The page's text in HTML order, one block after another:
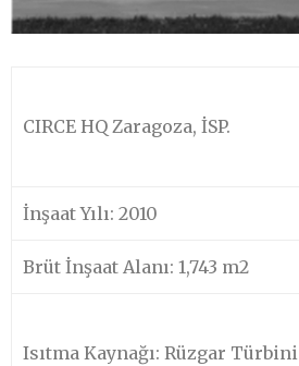
CIRCE HQ Zaragoza, İSP.
İnşaat Yılı: 2010
Brüt İnşaat Alanı: 1,743 m2
Isıtma Kaynağı: Rüzgar Türbini